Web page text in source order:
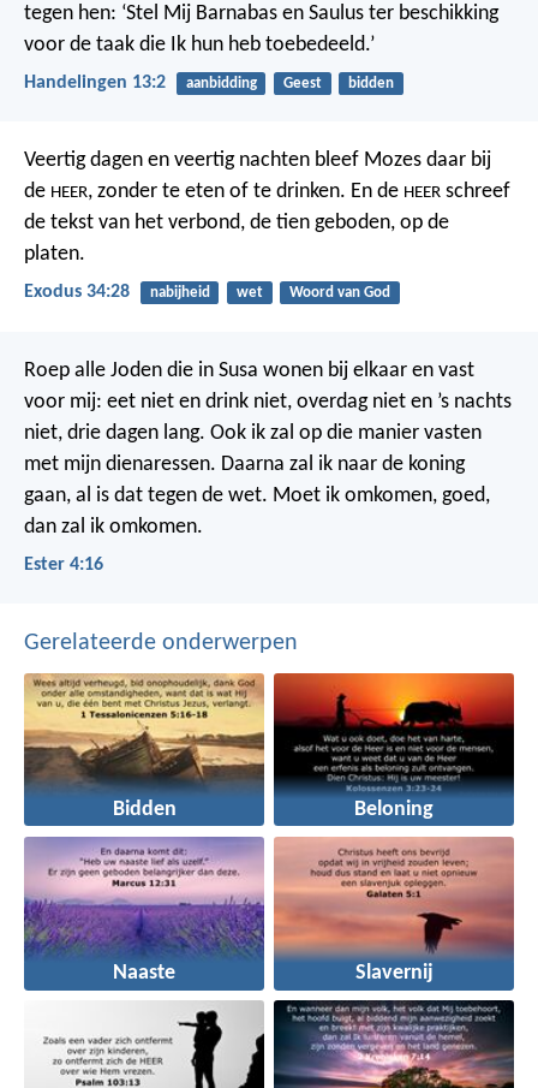
tegen hen: ‘Stel Mij Barnabas en Saulus ter beschikking
voor de taak die Ik hun heb toebedeeld.’
Handelingen 13:2 aanbidding Geest bidden
Veertig dagen en veertig nachten bleef Mozes daar bij
de HEER, zonder te eten of te drinken. En de HEER schreef
de tekst van het verbond, de tien geboden, op de
platen.
Exodus 34:28 nabijheid wet Woord van God
Roep alle Joden die in Susa wonen bij elkaar en vast
voor mij: eet niet en drink niet, overdag niet en ’s nachts
niet, drie dagen lang. Ook ik zal op die manier vasten
met mijn dienaressen. Daarna zal ik naar de koning
gaan, al is dat tegen de wet. Moet ik omkomen, goed,
dan zal ik omkomen.
Ester 4:16
Gerelateerde onderwerpen
Bidden Beloning
Naaste Slavernij